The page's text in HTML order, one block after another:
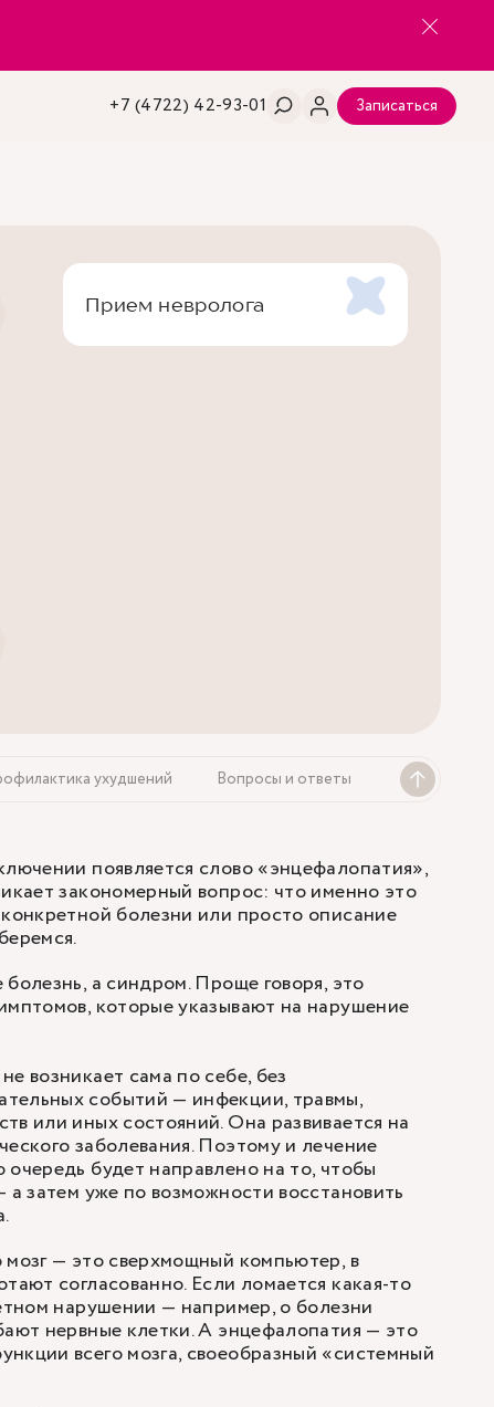
+7 (4722) 42-93-01 Записаться
Прием невролога
ухудшений Вопросы и ответы
появляется слово «энцефалопатия»,
закономерный вопрос: что именно это
болезни или просто описание
а синдром. Проще говоря, это
которые указывают на нарушение
возникает сама по себе, без
событий — инфекции, травмы,
или иных состояний. Она развивается на
заболевания. Поэтому и лечение
будет направлено на то, чтобы
затем уже по возможности восстановить
— это сверхмощный компьютер, в
согласованно. Если ломается какая-то
нарушении — например, о болезни
нервные клетки. А энцефалопатия — это
всего мозга, своеобразный «системный